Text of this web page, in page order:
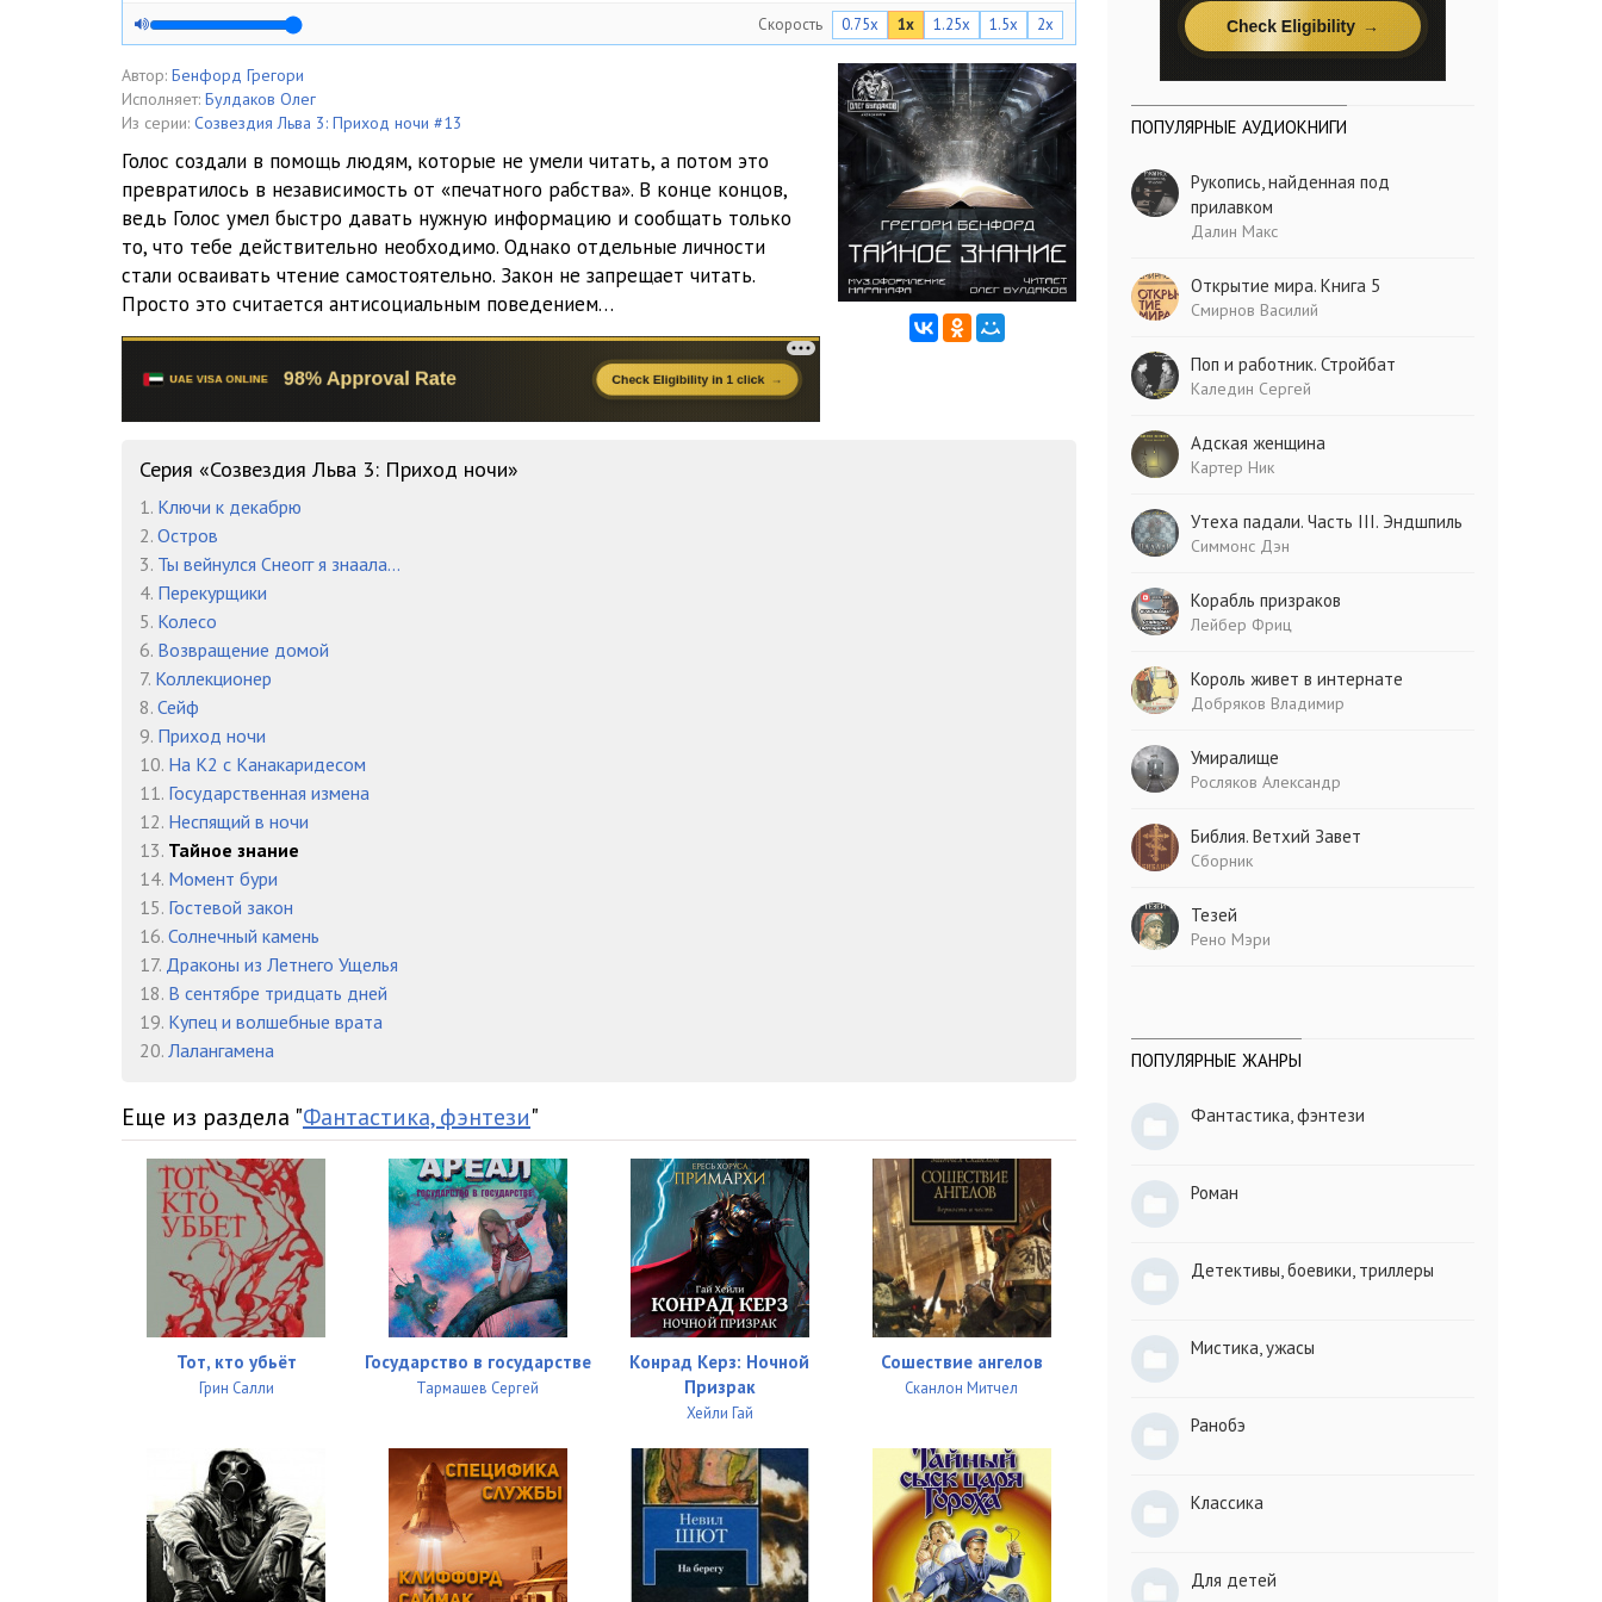
Скорость 0.75x 1x 1.25x 1.5x 2x
Автор: Бенфорд Грегори
Исполняет: Булдаков Олег
Из серии: Созвездия Льва 3: Приход ночи #13
Голос создали в помощь людям, которые не умели читать, а потом это
превратилось в независимость от «печатного рабства». В конце концов,
ведь Голос умел быстро давать нужную информацию и сообщать только
то, что тебе действительно необходимо. Однако отдельные личности
стали осваивать чтение самостоятельно. Закон не запрещает читать.
Просто это считается антисоциальным поведением…
Серия «Созвездия Льва 3: Приход ночи»
1. Ключи к декабрю
2. Остров
3. Ты вейнулся Снеогг я знаала…
4. Перекурщики
5. Колесо
6. Возвращение домой
7. Коллекционер
8. Сейф
9. Приход ночи
10. На К2 с Канакаридесом
11. Государственная измена
12. Неспящий в ночи
13. Тайное знание
14. Момент бури
15. Гостевой закон
16. Солнечный камень
17. Драконы из Летнего Ущелья
18. В сентябре тридцать дней
19. Купец и волшебные врата
20. Лалангамена
Еще из раздела "Фантастика, фэнтези"
Тот, кто убьёт
Грин Салли
Государство в государстве
Тармашев Сергей
Конрад Керз: Ночной
Призрак
Хейли Гай
Сошествие ангелов
Сканлон Митчел
ПОПУЛЯРНЫЕ АУДИОКНИГИ
Рукопись, найденная под
прилавком
Далин Макс
Открытие мира. Книга 5
Смирнов Василий
Поп и работник. Стройбат
Каледин Сергей
Адская женщина
Картер Ник
Утеха падали. Часть III. Эндшпиль
Симмонс Дэн
Корабль призраков
Лейбер Фриц
Король живет в интернате
Добряков Владимир
Умиралище
Росляков Александр
Библия. Ветхий Завет
Сборник
Тезей
Рено Мэри
ПОПУЛЯРНЫЕ ЖАНРЫ
Фантастика, фэнтези
Роман
Детективы, боевики, триллеры
Мистика, ужасы
Ранобэ
Классика
Для детей